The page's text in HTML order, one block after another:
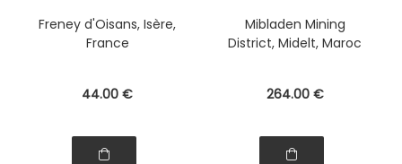
Freney d'Oisans, Isère,
France
44.00 €
Mibladen Mining
District, Midelt, Maroc
264.00 €